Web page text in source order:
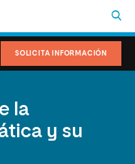
SOLICITA INFORMACIÓN
la
y su